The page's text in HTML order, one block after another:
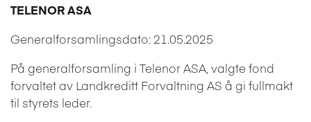
TELENOR ASA
Generalforsamlingsdato: 21.05.2025
På generalforsamling i Telenor ASA, valgte fond
forvaltet av Landkreditt Forvaltning AS å gi fullmakt
til styrets leder.